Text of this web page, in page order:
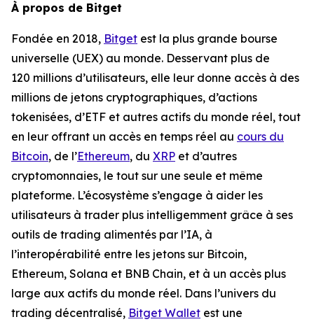
À propos de Bitget
Fondée en 2018, Bitget est la plus grande bourse
universelle (UEX) au monde. Desservant plus de
120 millions d’utilisateurs, elle leur donne accès à des
millions de jetons cryptographiques, d’actions
tokenisées, d’ETF et autres actifs du monde réel, tout
en leur offrant un accès en temps réel au cours du
Bitcoin, de l’Ethereum, du XRP et d’autres
cryptomonnaies, le tout sur une seule et même
plateforme. L’écosystème s’engage à aider les
utilisateurs à trader plus intelligemment grâce à ses
outils de trading alimentés par l’IA, à
l’interopérabilité entre les jetons sur Bitcoin,
Ethereum, Solana et BNB Chain, et à un accès plus
large aux actifs du monde réel. Dans l’univers du
trading décentralisé, Bitget Wallet est une